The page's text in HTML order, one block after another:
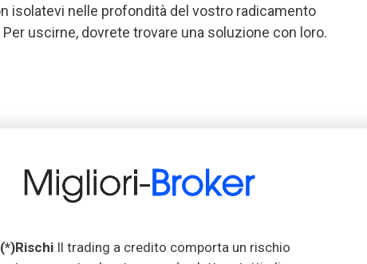
isolatevi nelle profondità del vostro radicamento
uscirne, dovrete trovare una soluzione con loro.
(*)Rischi Il trading a credito comporta un rischio